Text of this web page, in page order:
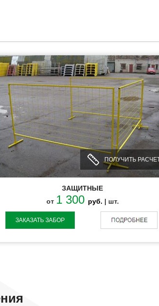
ПОЛУЧИТЬ
ЗАЩИТНЫЕ
от 1 300 руб. | шт.
ЗАКАЗАТЬ ЗАБОР